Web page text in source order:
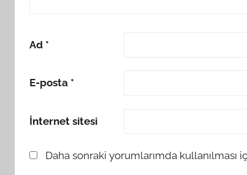
Ad *
E-posta *
İnternet sitesi
Daha sonraki yorumlarımda kullanılması